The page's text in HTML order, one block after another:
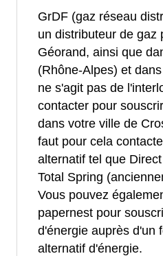
GrDF (gaz réseau
un distributeur de gaz
Géorand, ainsi que
(Rhône-Alpes) et
ne s'agit pas de
contacter pour
dans votre ville de
faut pour cela
alternatif tel que
Total Spring
Vous pouvez
papernest pour
d'énergie auprès d'un
alternatif d'énergie.